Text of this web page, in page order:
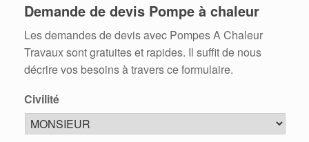
Demande de devis Pompe à chaleur
Les demandes de devis avec Pompes A Chaleur
Travaux sont gratuites et rapides. Il suffit de nous
décrire vos besoins à travers ce formulaire.
Civilité